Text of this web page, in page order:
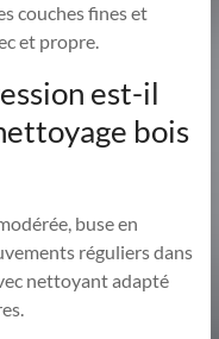
couches fines et
et propre.
est-il
bois
buse en
réguliers dans
nettoyant adapté